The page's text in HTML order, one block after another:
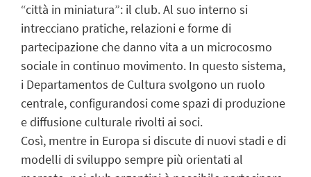
“città in miniatura”: il club. Al suo interno si
intrecciano pratiche, relazioni e forme di
partecipazione che danno vita a un microcosmo
sociale in continuo movimento. In questo sistema,
i Departamentos de Cultura svolgono un ruolo
centrale, configurandosi come spazi di produzione
e diffusione culturale rivolti ai soci.
Così, mentre in Europa si discute di nuovi stadi e di
modelli di sviluppo sempre più orientati al